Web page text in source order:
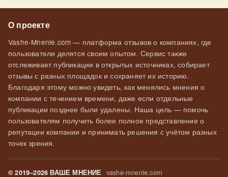
О проекте
Vashe-Mnenie.com — платформа отзывов о компаниях, где
пользователи делятся своим опытом. Сервис также
отслеживает публикации в открытых источниках, собирает
отзывы с разных площадок и сохраняет их историю.
Благодаря этому можно увидеть, как менялись мнения о
компании с течением времени, даже если отдельные
публикации позднее были удалены. Наша цель — помочь
пользователям получить более полное представление о
репутации компании и принимать решения с учётом разных
точек зрения.
© 2019–2026 ВАШЕ МНЕНИЕ vashe-mnenie.com